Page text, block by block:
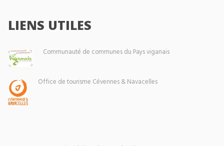
LIENS UTILES
Communauté de communes du Pays viganais
Office de tourisme Cévennes & Navacelles